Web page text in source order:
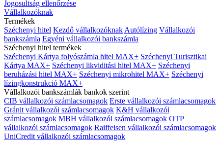
Jogosultság ellenőrzése
Vállalkozóknak
Termékek
Széchenyi hitel Kezdő vállalkozóknak Autólízing Vállalkozói
bankszámla Egyéni vállalkozói bankszámla
Széchenyi hitel termékek
Széchenyi Kártya folyószámla hitel MAX+ Széchenyi Turisztikai
Kártya MAX+ Széchenyi likviditási hitel MAX+ Széchenyi
beruházási hitel MAX+ Széchenyi mikrohitel MAX+ Széchenyi
lízingkonstrukció MAX+
Vállalkozói bankszámlák bankok szerint
CIB vállalkozói számlacsomagok Erste vállalkozói számlacsomagok
Gránit vállalkozói számlacsomagok K&H vállalkozói
számlacsomagok MBH vállalkozói számlacsomagok OTP
vállalkozói számlacsomagok Raiffeisen vállalkozói számlacsomagok
UniCredit vállalkozói számlacsomagok